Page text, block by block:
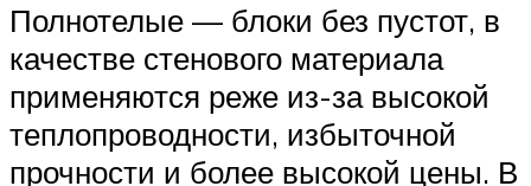
Полнотелые — блоки без пустот, в
качестве стенового материала
применяются реже из-за высокой
теплопроводности, избыточной
прочности и более высокой цены. В